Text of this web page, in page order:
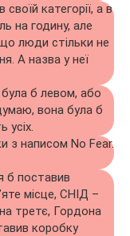
категорії, а в
на годину, але
люди стільки не
А назва у неї
б левом, або
вона була б
усіх.
з написом No Fear.
б поставив
місце, СНІД –
третє, Гордона
коробку